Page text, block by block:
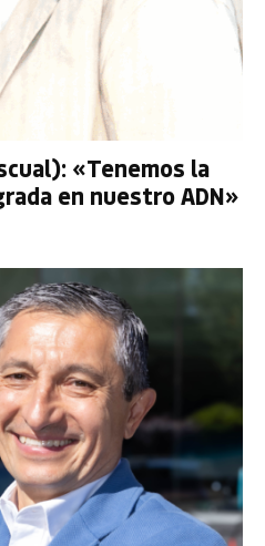
«Tenemos la
en nuestro ADN»